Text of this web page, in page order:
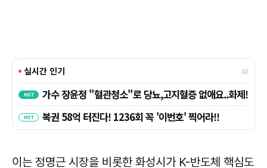
이는 정명근 시장을 비롯한 화성시가 K-반도체 핵심도